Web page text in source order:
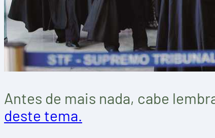
Antes de mais nada, cabe
deste tema.